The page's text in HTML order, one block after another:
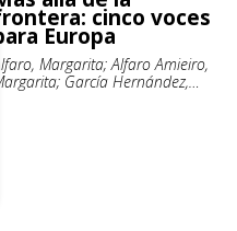
cinco voces
Europa
Margarita; Alfaro Amieiro,
García Hernández,